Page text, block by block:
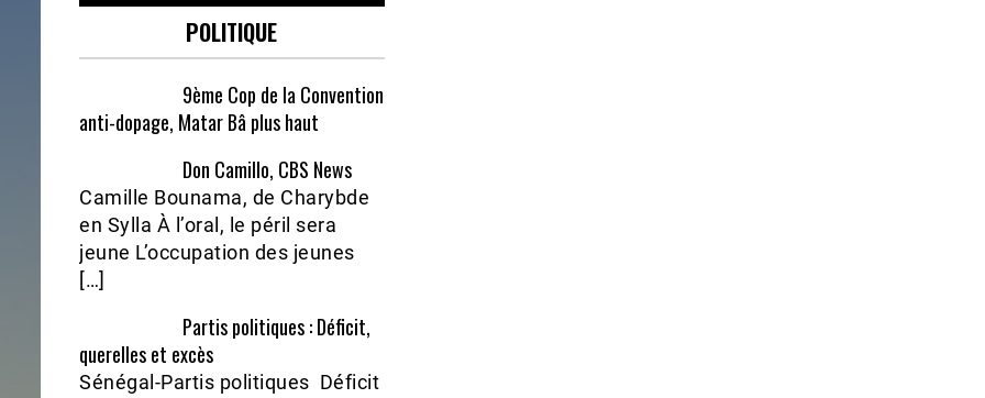
POLITIQUE
9ème Cop de la Convention
anti-dopage, Matar Bâ plus haut
Don Camillo, CBS News
Camille Bounama, de Charybde
en Sylla À l’oral, le péril sera
jeune L’occupation des jeunes
[…]
Partis politiques : Déficit,
querelles et excès
Sénégal-Partis politiques Déficit